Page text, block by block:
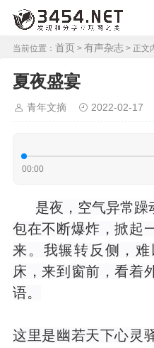
当前位置： 首页 > 有声杂志 > 正文
夏夜盛宴
青年文摘 2022-02-17
00:00
是夜，空气异常躁
包在不断爆炸，掀起
来。我辗转反侧，
床，来到窗前，看着
语。
这里是幽若天下心灵